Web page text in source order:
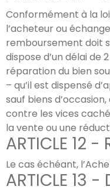
Conformément à la
l’acheteur ou
remboursement doit
dispose d’un délai
réparation du bien
– qu’il est dispensé
sauf biens
contre les vices
la vente ou une
ARTICLE 12 -
Le cas échéant,
ARTICLE 13 -